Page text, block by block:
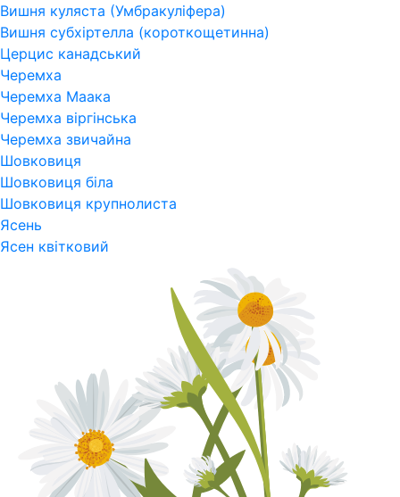
Вишня куляста (Умбракуліфера)
Вишня субхіртелла (короткощетинна)
Церцис канадський
Черемха
Черемха Маака
Черемха віргінська
Черемха звичайна
Шовковиця
Шовковиця біла
Шовковиця крупнолиста
Ясень
Ясен квітковий